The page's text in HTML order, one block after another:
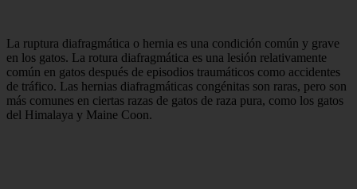
La ruptura diafragmática o hernia es una condición común y grave
en los gatos. La rotura diafragmática es una lesión relativamente
común en gatos después de episodios traumáticos como accidentes
de tráfico. Las hernias diafragmáticas congénitas son raras, pero son
más comunes en ciertas razas de gatos de raza pura, como los gatos
del Himalaya y Maine Coon.